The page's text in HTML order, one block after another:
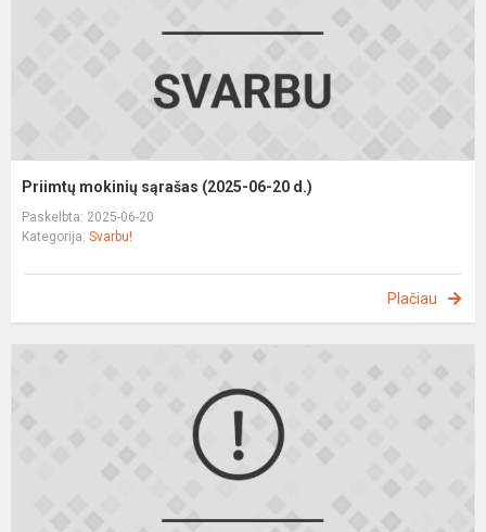
Priimtų mokinių sąrašas (2025-06-20 d.)
Paskelbta: 2025-06-20
Kategorija: Svarbu!
Plačiau